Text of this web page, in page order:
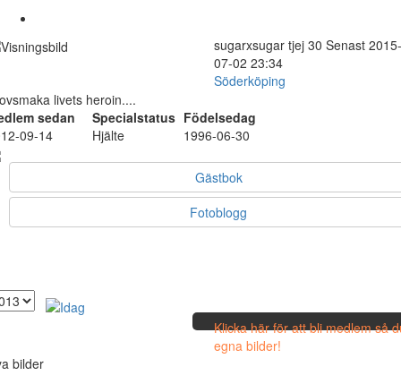
sugarxsugar tjej 30 Senast 2015-
07-02 23:34
Söderköping
livets heroin....
sedan
Specialstatus Födelsedag
09-14
Hjälte 1996-06-30
Gästbok
Fotoblogg
Klicka här för att bli medlem så
egna bilder!
bilder